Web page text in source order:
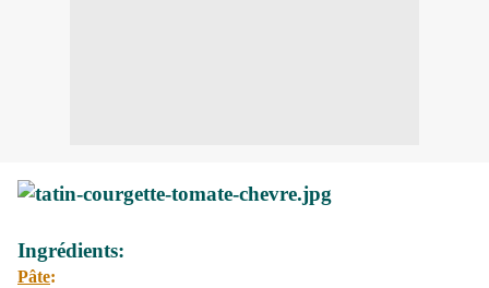
Ingrédients:
Pâte: